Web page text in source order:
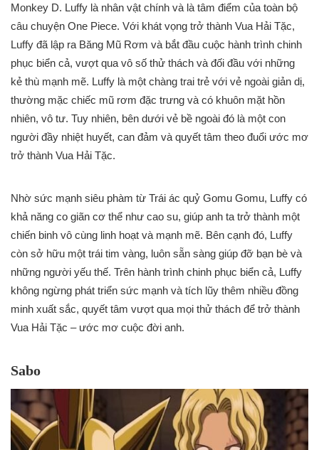
Monkey D. Luffy là nhân vật chính và là tâm điểm của toàn bộ
câu chuyện One Piece. Với khát vọng trở thành Vua Hải Tặc,
Luffy đã lập ra Băng Mũ Rơm và bắt đầu cuộc hành trình chinh
phục biển cả, vượt qua vô số thử thách và đối đầu với những
kẻ thù mạnh mẽ. Luffy là một chàng trai trẻ với vẻ ngoài giản dị,
thường mặc chiếc mũ rơm đặc trưng và có khuôn mặt hồn
nhiên, vô tư. Tuy nhiên, bên dưới vẻ bề ngoài đó là một con
người đầy nhiệt huyết, can đảm và quyết tâm theo đuổi ước mơ
trở thành Vua Hải Tặc.
Nhờ sức mạnh siêu phàm từ Trái ác quỷ Gomu Gomu, Luffy có
khả năng co giãn cơ thể như cao su, giúp anh ta trở thành một
chiến binh vô cùng linh hoạt và mạnh mẽ. Bên cạnh đó, Luffy
còn sở hữu một trái tim vàng, luôn sẵn sàng giúp đỡ bạn bè và
những người yếu thế. Trên hành trình chinh phục biển cả, Luffy
không ngừng phát triển sức mạnh và tích lũy thêm nhiều đồng
minh xuất sắc, quyết tâm vượt qua mọi thử thách để trở thành
Vua Hải Tặc – ước mơ cuộc đời anh.
Sabo